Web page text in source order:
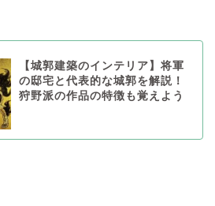
【城郭建築のインテリア】将軍
の邸宅と代表的な城郭を解説！
狩野派の作品の特徴も覚えよう